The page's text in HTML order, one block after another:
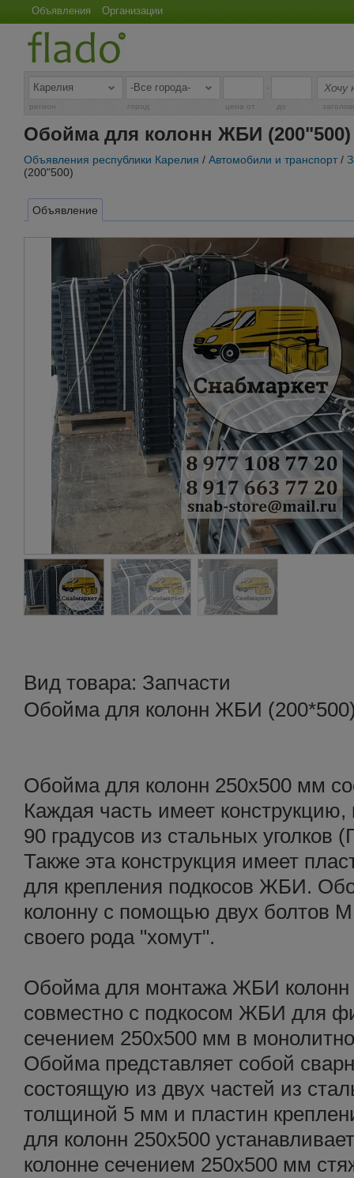
Объявления Организации
-
регион город цена от до
Обойма для колонн ЖБИ (200"500)
Объявления республики Карелия / Автомобили и транспорт /
(200"500)
Объявление
Вид товара: Запчасти
Обойма для колонн ЖБИ
Обойма для колонн 250х500 мм
Каждая часть имеет конструкцию,
90 градусов из стальных
Также эта конструкция имеет
для крепления подкосов ЖБИ.
колонну с помощью двух болтов
своего рода "хомут".
Обойма для монтажа ЖБИ колонн
совместно с подкосом ЖБИ для
сечением 250х500 мм в
Обойма представляет собой
состоящую из двух частей из
толщиной 5 мм и пластин
для колонн 250х500
колонне сечением 250х500 мм